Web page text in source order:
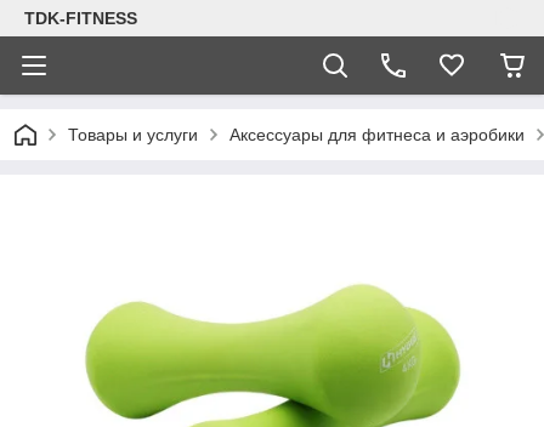
TDK-FITNESS
Товары и услуги Аксессуары для фитнеса и аэробики